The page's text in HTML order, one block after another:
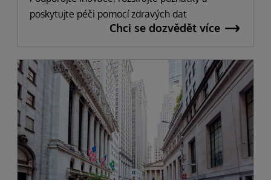
poskytujte péči pomocí zdravých dat
Chci se dozvědět více